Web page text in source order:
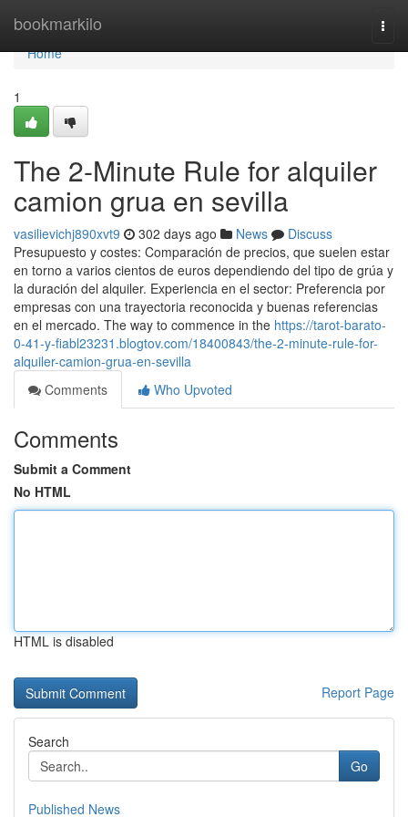
bookmarkilo
Home
Home
1
The 2-Minute Rule for alquiler
camion grua en sevilla
vasilievichj890xvt9 302 days ago News
Discuss
Presupuesto y costes: Comparación de precios, que suelen estar
en torno a varios cientos de euros dependiendo del tipo de grúa y
la duración del alquiler. Experiencia en el sector: Preferencia por
empresas con una trayectoria reconocida y buenas referencias
en el mercado. The way to commence in the https://tarot-barato-
0-41-y-fiabl23231.blogtov.com/18400843/the-2-minute-rule-for-
alquiler-camion-grua-en-sevilla
Comments
Who Upvoted
Comments
Submit a Comment
No HTML
HTML is disabled
Report Page
Search
Go
Published News